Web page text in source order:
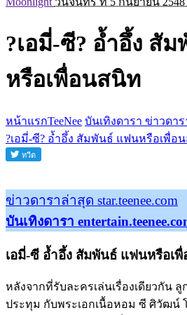
?เอมี่-ซี? อ้ำอึ้ง สั
หรือเพื่อนสนิท
หน้าแรกTeeNee บันเทิงดารา ข่าวดา
?เอมี่-ซี? อ้ำอึ้ง สัมพันธ์ แฟนหรือเพื่อ
ข่าวดาราล่าสุด star.teenee.com
บันเทิงดารา
เอมี่-ซี อ้ำอึ้ง สัมพันธ์ แฟนหรือเ
หลังจากที่รับละครเล่นเรื่องเดียวกัน
ประทุม กับพระเอกเนื้อหอม ซี ศิวัฒน์